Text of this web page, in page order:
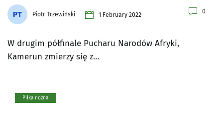
Piotr Trzewiński 1 February 2022 0
W drugim półfinale Pucharu Narodów Afryki,
Kamerun zmierzy się z…
Piłka nożna